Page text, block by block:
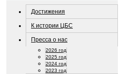
Достижения
К истории ЦБС
Пресса о нас
2026 год
2025 год
2024 год
2023 год